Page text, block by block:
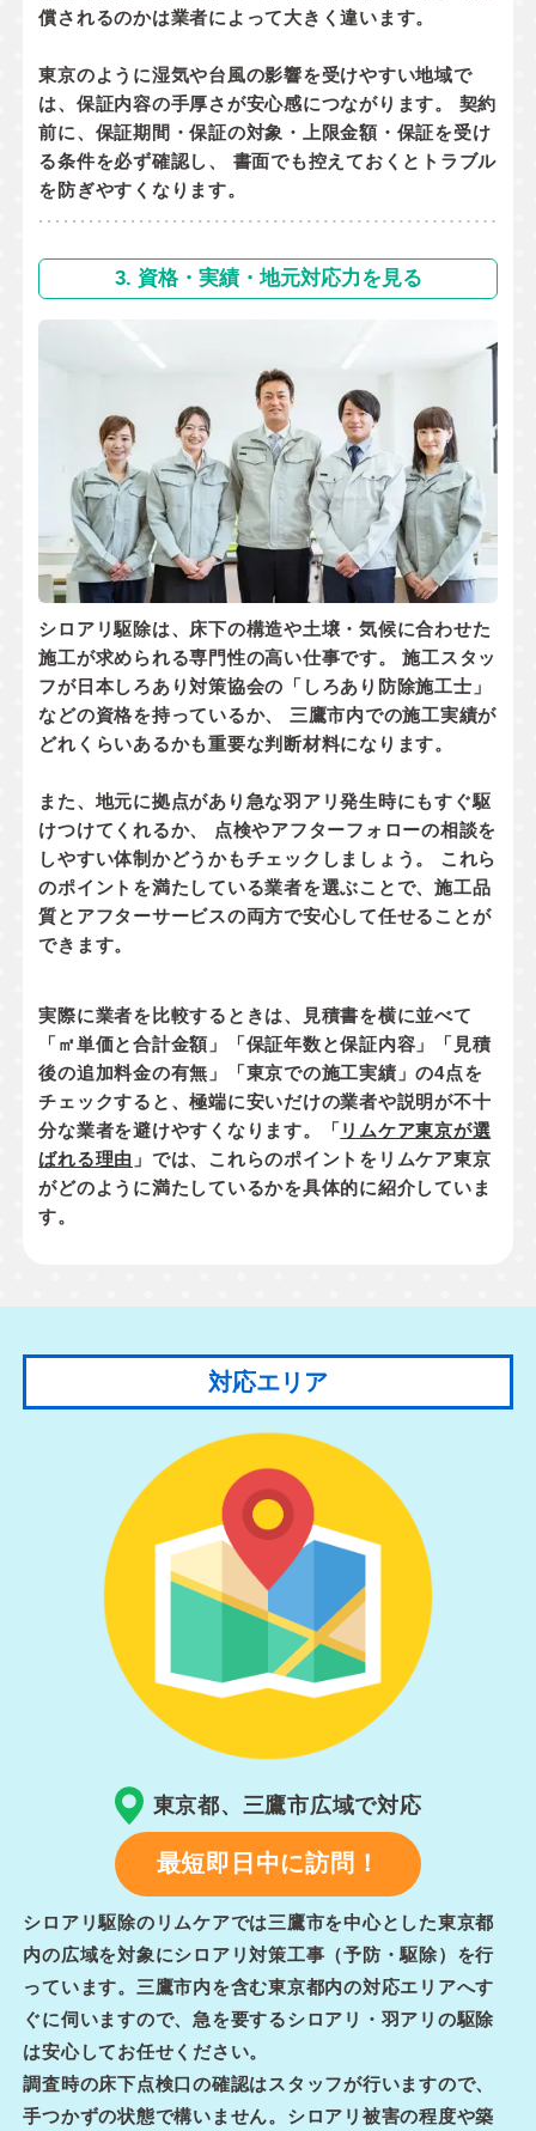
償されるのかは業者によって大きく違います。
東京のように湿気や台風の影響を受けやすい地域で
は、保証内容の手厚さが安心感につながります。 契約
前に、 保証期間・保証の対象・上限金額・保証を受け
る条件を必ず確認し、 書面でも控えておくとトラブル
を防ぎやすくなります。
3. 資格・実績・地元対応力を見る
シロアリ駆除は、床下の構造や土壌・気候に合わせた
施工が求められる専門性の高い仕事です。 施工スタッ
フが日本しろあり対策協会の「しろあり防除施工士」
などの資格を持っているか、 三鷹市内での施工実績が
どれくらいあるかも重要な判断材料になります。
また、地元に拠点があり 急な羽アリ発生時にもすぐ駆
けつけてくれるか、 点検やアフターフォローの相談を
しやすい体制かどうかもチェックしましょう。 これら
のポイントを満たしている業者を選ぶことで、施工品
質とアフターサービスの両方で安心して任せることが
できます。
実際に業者を比較するときは、見積書を横に並べて
「㎡単価と合計金額」「保証年数と保証内容」「見積
後の追加料金の有無」「東京での施工実績」の4点を
チェックすると、極端に安いだけの業者や説明が不十
分な業者を避けやすくなります。「 リムケア東京が選
ばれる理由 」では、これらのポイントをリムケア東京
がどのように満たしているかを具体的に紹介していま
す。
対応エリア
東京都、三鷹市広域で対応
最短即日中に訪問！
シロアリ駆除のリムケアでは三鷹市を中心とした東京都
内の広域を対象にシロアリ対策工事（予防・駆除）を行
っています。三鷹市内を含む東京都内の対応エリアへす
ぐに伺いますので、急を要するシロアリ・羽アリの駆除
は安心してお任せください。
調査時の床下点検口の確認はスタッフが行いますので、
手つかずの状態で構いません。シロアリ被害の程度や築